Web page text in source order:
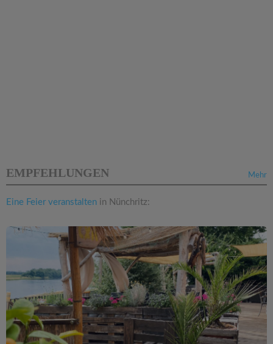
Mehr
EMPFEHLUNGEN
Eine Feier veranstalten in Nünchritz: